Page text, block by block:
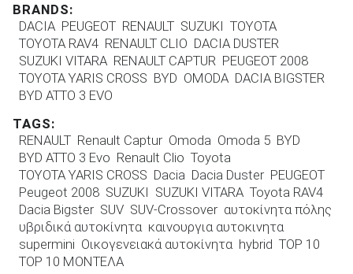
BRANDS:
DACIA PEUGEOT RENAULT SUZUKI TOYOTA
TOYOTA RAV4 RENAULT CLIO DACIA DUSTER
SUZUKI VITARA RENAULT CAPTUR PEUGEOT 2008
TOYOTA YARIS CROSS BYD OMODA DACIA BIGSTER
BYD ATTO 3 EVO
TAGS:
RENAULT Renault Captur Omoda Omoda 5 BYD
BYD ATTO 3 Evo Renault Clio Toyota
TOYOTA YARIS CROSS Dacia Dacia Duster PEUGEOT
Peugeot 2008 SUZUKI SUZUKI VITARA Toyota RAV4
Dacia Bigster SUV SUV-Crossover αυτοκίνητα πόλης
υβριδικά αυτοκίνητα καινουργια αυτοκινητα
supermini Οικογενειακά αυτοκίνητα hybrid TOP 10
TOP 10 ΜΟΝΤΕΛΑ